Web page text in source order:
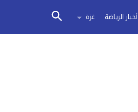
أخبار الرياضة غزة